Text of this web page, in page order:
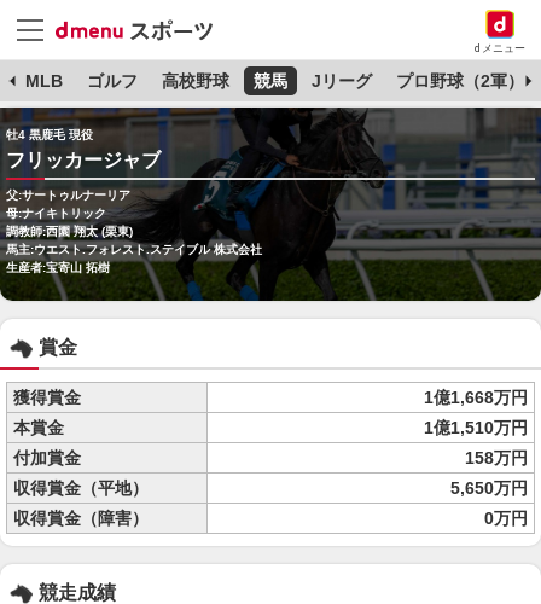
dメニュー
MLB ゴルフ 高校野球 競馬 Jリーグ プロ野球（2軍）
牡4 黒鹿毛 現役
フリッカージャブ
父:サートゥルナーリア
母:ナイキトリック
調教師:西園 翔太 (栗東)
馬主:ウエスト.フォレスト.ステイブル 株式会社
生産者:宝寄山 拓樹
賞金
獲得賞金
1億1,668万円
本賞金
1億1,510万円
付加賞金
158万円
収得賞金（平地）
5,650万円
収得賞金（障害）
0万円
競走成績